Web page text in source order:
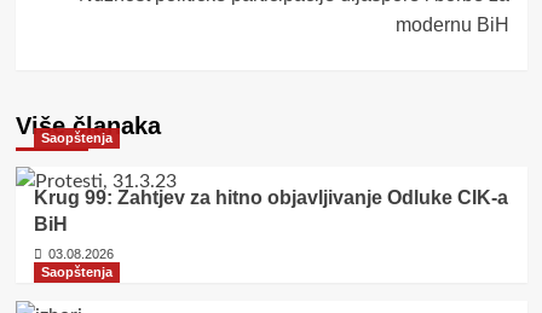
modernu BiH
Više članaka
Saopštenja
Krug 99: Zahtjev za hitno objavljivanje Odluke CIK-a
BiH
03.08.2026
Saopštenja